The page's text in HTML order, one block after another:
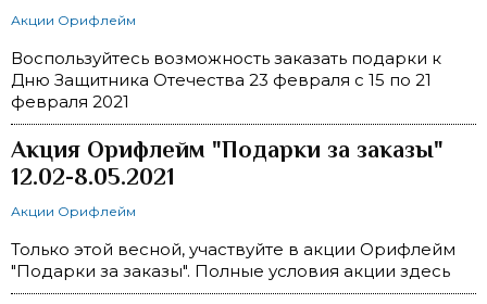
Акции Орифлейм
Воспользуйтесь возможность заказать подарки к
Дню Защитника Отечества 23 февраля с 15 по 21
февраля 2021
Акция Орифлейм "Подарки за заказы"
12.02-8.05.2021
Акции Орифлейм
Только этой весной, участвуйте в акции Орифлейм
"Подарки за заказы". Полные условия акции здесь